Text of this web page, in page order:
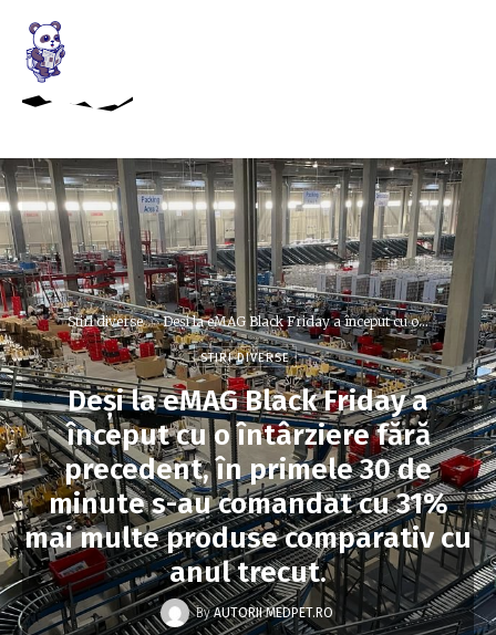
Stiri diverse Deși la eMAG Black Friday a început cu o...
STIRI DIVERSE
Deși la eMAG Black Friday a
început cu o întârziere fără
precedent, în primele 30 de
minute s-au comandat cu 31%
mai multe produse comparativ cu
anul trecut.
By AUTORII MEDPET.RO